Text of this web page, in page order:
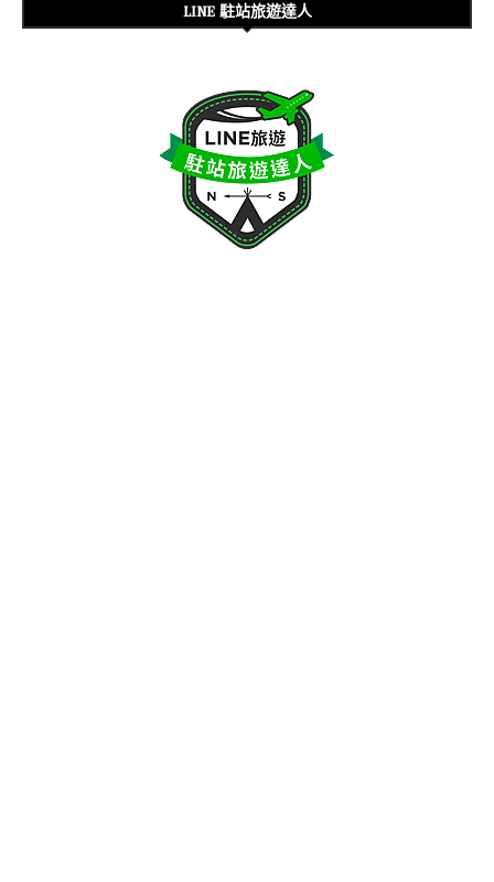
LINE 駐站旅遊達人